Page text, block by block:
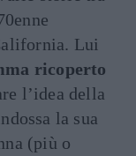
Lui
ricoperto
l’idea della
la sua
(più o